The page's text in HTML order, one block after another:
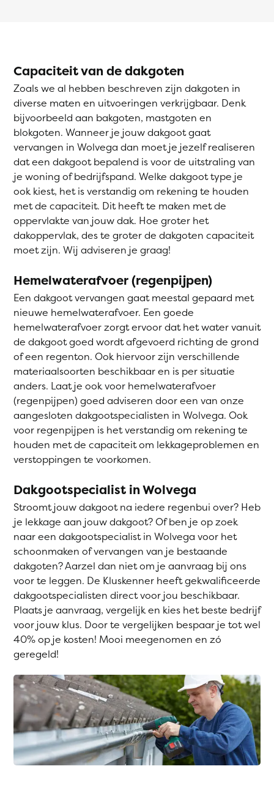
Capaciteit van de dakgoten
Zoals we al hebben beschreven zijn dakgoten in
diverse maten en uitvoeringen verkrijgbaar. Denk
bijvoorbeeld aan bakgoten, mastgoten en
blokgoten. Wanneer je jouw dakgoot gaat
vervangen in Wolvega dan moet je jezelf realiseren
dat een dakgoot bepalend is voor de uitstraling van
je woning of bedrijfspand. Welke dakgoot type je
ook kiest, het is verstandig om rekening te houden
met de capaciteit. Dit heeft te maken met de
oppervlakte van jouw dak. Hoe groter het
dakoppervlak, des te groter de dakgoten capaciteit
moet zijn. Wij adviseren je graag!
Hemelwaterafvoer (regenpijpen)
Een dakgoot vervangen gaat meestal gepaard met
nieuwe hemelwaterafvoer. Een goede
hemelwaterafvoer zorgt ervoor dat het water vanuit
de dakgoot goed wordt afgevoerd richting de grond
of een regenton. Ook hiervoor zijn verschillende
materiaalsoorten beschikbaar en is per situatie
anders. Laat je ook voor hemelwaterafvoer
(regenpijpen) goed adviseren door een van onze
aangesloten dakgootspecialisten in Wolvega. Ook
voor regenpijpen is het verstandig om rekening te
houden met de capaciteit om lekkageproblemen en
verstoppingen te voorkomen.
Dakgootspecialist in Wolvega
Stroomt jouw dakgoot na iedere regenbui over? Heb
je lekkage aan jouw dakgoot? Of ben je op zoek
naar een dakgootspecialist in Wolvega voor het
schoonmaken of vervangen van je bestaande
dakgoten? Aarzel dan niet om je aanvraag bij ons
voor te leggen. De Kluskenner heeft gekwalificeerde
dakgootspecialisten direct voor jou beschikbaar.
Plaats je aanvraag, vergelijk en kies het beste bedrijf
voor jouw klus. Door te vergelijken bespaar je tot wel
40% op je kosten! Mooi meegenomen en zó
geregeld!